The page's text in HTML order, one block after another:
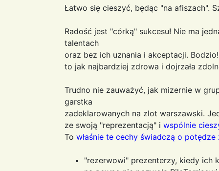
Łatwo się cieszyć, będąc "na afiszach".
Radość jest "córką" sukcesu! Nie ma
talentach
oraz bez ich uznania i akceptacji.
to jak najbardziej zdrowa i dojrzała
Trudno nie zauważyć, jak mizernie w
garstka
zadeklarowanych na zlot warszawski.
ze swoją "reprezentacją" i wspólnie
To właśnie te cechy świadczą o potędze
"rezerwowi" prezenterzy, kiedy ich